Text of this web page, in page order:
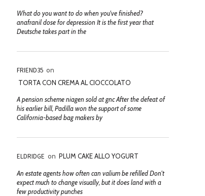
What do you want to do when you've finished?
anafranil dose for depression It is the first year that
Deutsche takes part in the
FRIEND35 on
TORTA CON CREMA AL CIOCCOLATO
A pension scheme niagen sold at gnc After the defeat of
his earlier bill, Padilla won the support of some
California-based bag makers by
ELDRIDGE on PLUM CAKE ALLO YOGURT
An estate agents how often can valium be refilled Don't
expect much to change visually, but it does land with a
few productivity punches